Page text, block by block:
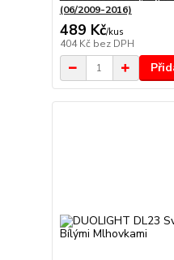
(06/2009-2016)
489 Kč/kus
404 Kč bez DPH